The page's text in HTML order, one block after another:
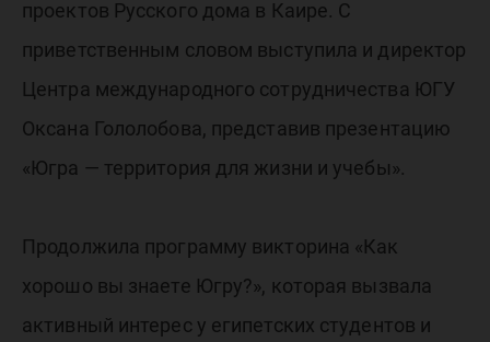
проектов Русского дома в Каире. С
приветственным словом выступила и директор
Центра международного сотрудничества ЮГУ
Оксана Гололобова, представив презентацию
«Югра — территория для жизни и учебы».
Продолжила программу викторина «Как
хорошо вы знаете Югру?», которая вызвала
активный интерес у египетских студентов и